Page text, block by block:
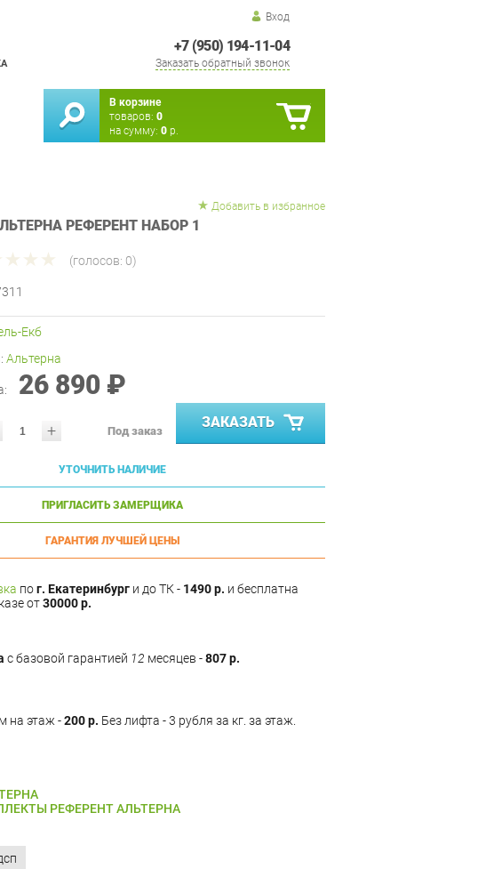
Вход
+7 (950) 194-11-04
Заказать обратный звонок
В корзине
товаров: 0
на сумму: 0 р.
Добавить в избранное
РЕФЕРЕНТ НАБОР 1
(голосов: 0)
Екб
Альтерна
26 890 ₽
+ Под заказ
ЗАКАЗАТЬ
УТОЧНИТЬ НАЛИЧИЕ
ПРИГЛАСИТЬ ЗАМЕРЩИКА
ГАРАНТИЯ ЛУЧШЕЙ ЦЕНЫ
пог. Екатеринбург и до ТК - 1490 р. и бесплатна
от30000 р.
с базовой гарантией 12 месяцев -807 р.
на этаж -200 р. Без лифта - 3 рубля за кг. за этаж.
РЕФЕРЕНТ АЛЬТЕРНА